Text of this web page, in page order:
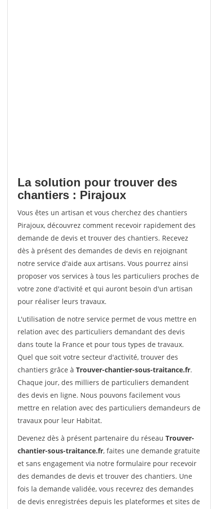
La solution pour trouver des
chantiers : Pirajoux
Vous êtes un artisan et vous cherchez des chantiers
Pirajoux, découvrez comment recevoir rapidement des
demande de devis et trouver des chantiers. Recevez
dès à présent des demandes de devis en rejoignant
notre service d'aide aux artisans. Vous pourrez ainsi
proposer vos services à tous les particuliers proches de
votre zone d'activité et qui auront besoin d'un artisan
pour réaliser leurs travaux.
L'utilisation de notre service permet de vous mettre en
relation avec des particuliers demandant des devis
dans toute la France et pour tous types de travaux.
Quel que soit votre secteur d'activité, trouver des
chantiers grâce à Trouver-chantier-sous-traitance.fr.
Chaque jour, des milliers de particuliers demandent
des devis en ligne. Nous pouvons facilement vous
mettre en relation avec des particuliers demandeurs de
travaux pour leur Habitat.
Devenez dès à présent partenaire du réseau Trouver-
chantier-sous-traitance.fr, faites une demande gratuite
et sans engagement via notre formulaire pour recevoir
des demandes de devis et trouver des chantiers. Une
fois la demande validée, vous recevrez des demandes
de devis enregistrées depuis les plateformes et sites de